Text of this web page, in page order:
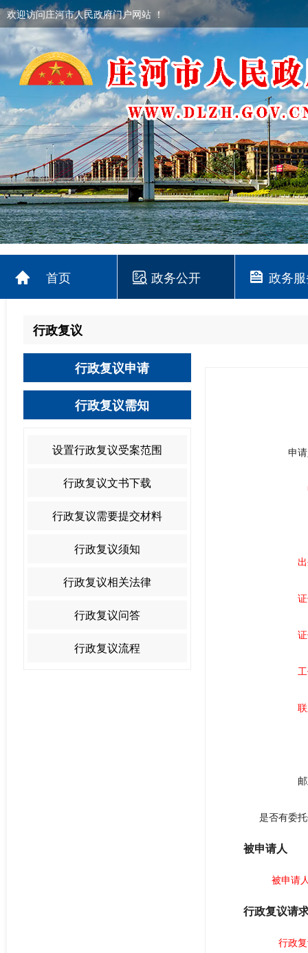
欢迎访问庄河市人民政府门户网站 ！
首页 政务公开 政务
行政复议
行政复议申请
行政复议需知
设置行政复议受案范围
行政复议文书下载
行政复议需要提交材料
行政复议须知
行政复议相关法律
行政复议问答
行政复议流程
申
是否有委
被申请人
被申请
行政复议请
行政